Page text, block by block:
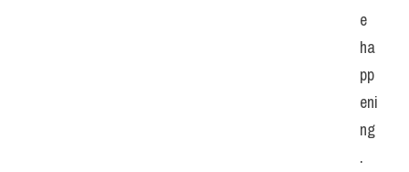
e
ha
pp
eni
ng
.